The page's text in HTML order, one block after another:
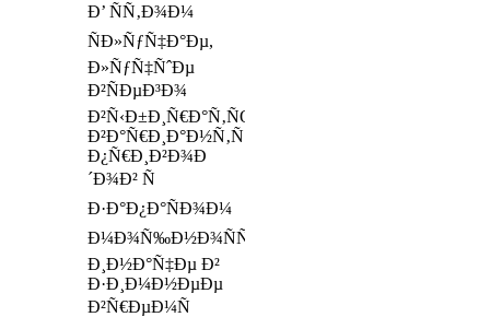
Ð’ ÑÑ‚Ð¾Ð¼
ÑÐ»ÑƒÑ‡Ð°Ðµ,
Ð»ÑƒÑ‡ÑˆÐµ
Ð²ÑÐµÐ³Ð¾
Ð²Ñ‹Ð±Ð¸Ñ€Ð°Ñ‚ÑŒ
Ð²Ð°Ñ€Ð¸Ð°Ð½Ñ‚Ñ‹
Ð¿Ñ€Ð¸Ð²Ð¾Ð
´Ð¾Ð² Ñ
Ð·Ð°Ð¿Ð°ÑÐ¾Ð¼
Ð¼Ð¾Ñ‰Ð½Ð¾ÑÑ‚Ð¸,
Ð¸Ð½Ð°Ñ‡Ðµ Ð²
Ð·Ð¸Ð¼Ð½ÐµÐµ
Ð²Ñ€ÐµÐ¼Ñ